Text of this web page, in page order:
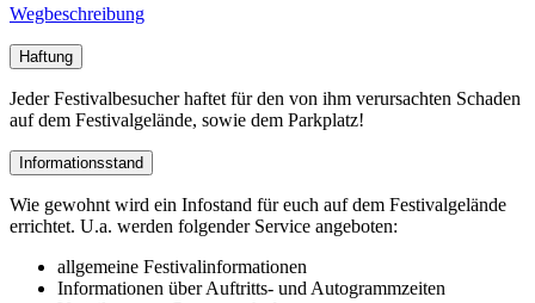
Wegbeschreibung
Haftung
Jeder Festivalbesucher haftet für den von ihm verursachten Schaden
auf dem Festivalgelände, sowie dem Parkplatz!
Informationsstand
Wie gewohnt wird ein Infostand für euch auf dem Festivalgelände
errichtet. U.a. werden folgender Service angeboten:
allgemeine Festivalinformationen
Informationen über Auftritts- und Autogrammzeiten